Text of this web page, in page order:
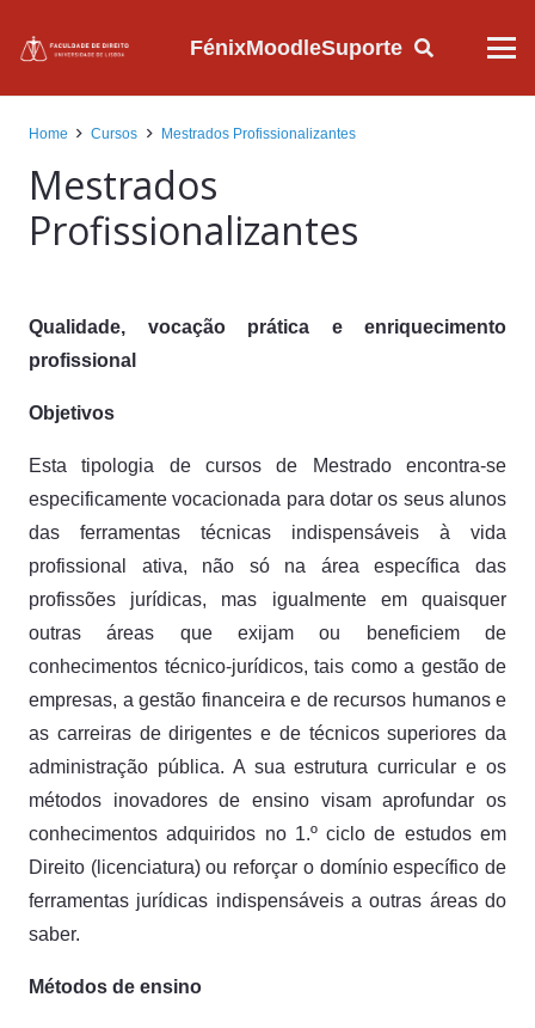
FénixMoodleSuporte
Home Cursos Mestrados Profissionalizantes
Mestrados
Profissionalizantes
Qualidade, vocação prática e enriquecimento
profissional
Objetivos
Esta tipologia de cursos de Mestrado encontra-se
especificamente vocacionada para dotar os seus alunos
das ferramentas técnicas indispensáveis à vida
profissional ativa, não só na área específica das
profissões jurídicas, mas igualmente em quaisquer
outras áreas que exijam ou beneficiem de
conhecimentos técnico-jurídicos, tais como a gestão de
empresas, a gestão financeira e de recursos humanos e
as carreiras de dirigentes e de técnicos superiores da
administração pública. A sua estrutura curricular e os
métodos inovadores de ensino visam aprofundar os
conhecimentos adquiridos no 1.º ciclo de estudos em
Direito (licenciatura) ou reforçar o domínio específico de
ferramentas jurídicas indispensáveis a outras áreas do
saber.
Métodos de ensino